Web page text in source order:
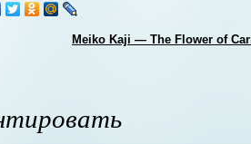
Meiko Kaji — The Flower of